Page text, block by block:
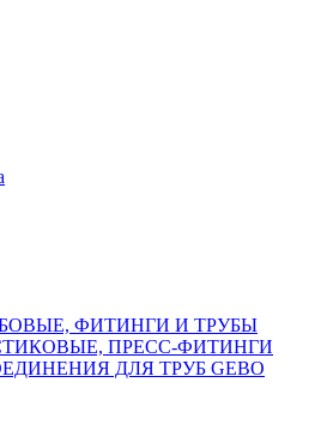
ФИТИНГИ И ТРУБЫ
ПРЕСС-ФИТИНГИ
ДЛЯ ТРУБ GEBO